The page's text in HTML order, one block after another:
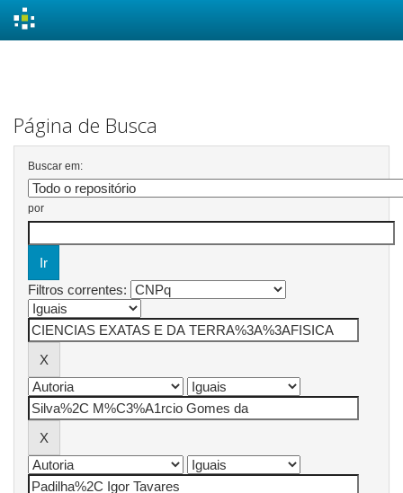
Página de Busca
Buscar em:
por
Filtros correntes: